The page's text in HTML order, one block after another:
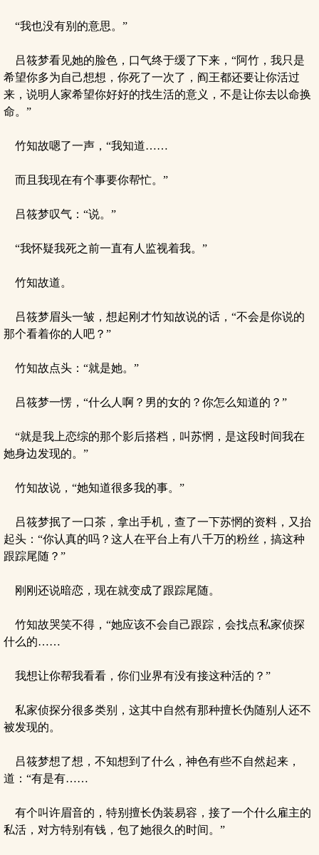
“我也没有别的意思。”
吕筱梦看见她的脸色，口气终于缓了下来，“阿竹，我只是
希望你多为自己想想，你死了一次了，阎王都还要让你活过
来，说明人家希望你好好的找生活的意义，不是让你去以命换
命。”
竹知故嗯了一声，“我知道……
而且我现在有个事要你帮忙。”
吕筱梦叹气：“说。”
“我怀疑我死之前一直有人监视着我。”
竹知故道。
吕筱梦眉头一皱，想起刚才竹知故说的话，“不会是你说的
那个看着你的人吧？”
竹知故点头：“就是她。”
吕筱梦一愣，“什么人啊？男的女的？你怎么知道的？”
“就是我上恋综的那个影后搭档，叫苏惘，是这段时间我在
她身边发现的。”
竹知故说，“她知道很多我的事。”
吕筱梦抿了一口茶，拿出手机，查了一下苏惘的资料，又抬
起头：“你认真的吗？这人在平台上有八千万的粉丝，搞这种
跟踪尾随？”
刚刚还说暗恋，现在就变成了跟踪尾随。
竹知故哭笑不得，“她应该不会自己跟踪，会找点私家侦探
什么的……
我想让你帮我看看，你们业界有没有接这种活的？”
私家侦探分很多类别，这其中自然有那种擅长伪随别人还不
被发现的。
吕筱梦想了想，不知想到了什么，神色有些不自然起来，
道：“有是有……
有个叫许眉音的，特别擅长伪装易容，接了一个什么雇主的
私活，对方特别有钱，包了她很久的时间。”